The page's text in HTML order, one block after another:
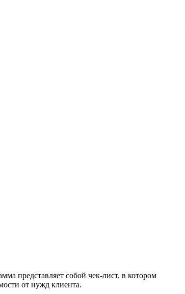
представляет собой чек-лист, в котором
от нужд клиента.